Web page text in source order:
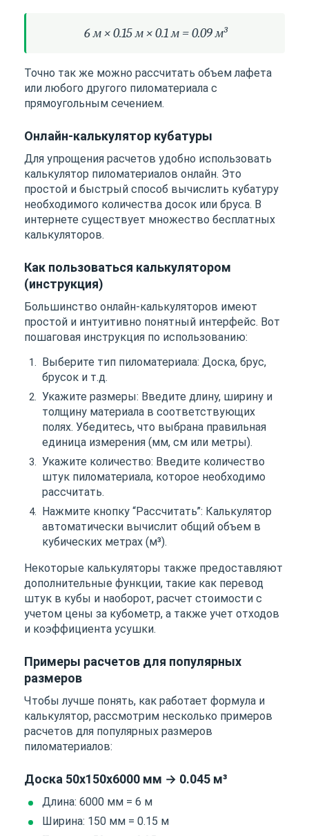
6 м × 0.15 м × 0.1 м = 0.09 м³
Точно так же можно рассчитать объем лафета
или любого другого пиломатериала с
прямоугольным сечением.
Онлайн-калькулятор кубатуры
Для упрощения расчетов удобно использовать
калькулятор пиломатериалов онлайн. Это
простой и быстрый способ вычислить кубатуру
необходимого количества досок или бруса. В
интернете существует множество бесплатных
калькуляторов.
Как пользоваться калькулятором
(инструкция)
Большинство онлайн-калькуляторов имеют
простой и интуитивно понятный интерфейс. Вот
пошаговая инструкция по использованию:
Выберите тип пиломатериала: Доска, брус,
брусок и т.д.
Укажите размеры: Введите длину, ширину и
толщину материала в соответствующих
полях. Убедитесь, что выбрана правильная
единица измерения (мм, см или метры).
Укажите количество: Введите количество
штук пиломатериала, которое необходимо
рассчитать.
Нажмите кнопку “Рассчитать”: Калькулятор
автоматически вычислит общий объем в
кубических метрах (м³).
Некоторые калькуляторы также предоставляют
дополнительные функции, такие как перевод
штук в кубы и наоборот, расчет стоимости с
учетом цены за кубометр, а также учет отходов
и коэффициента усушки.
Примеры расчетов для популярных
размеров
Чтобы лучше понять, как работает формула и
калькулятор, рассмотрим несколько примеров
расчетов для популярных размеров
пиломатериалов:
Доска 50х150х6000 мм → 0.045 м³
Длина: 6000 мм = 6 м
Ширина: 150 мм = 0.15 м